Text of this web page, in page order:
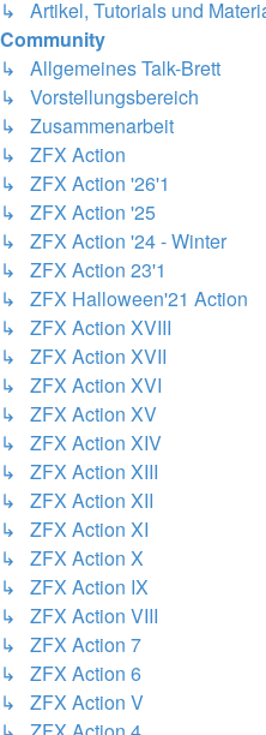
↳ Artikel, Tutorials und
Community
↳ Allgemeines Talk-Brett
↳ Vorstellungsbereich
↳ Zusammenarbeit
↳ ZFX Action
↳ ZFX Action '26'1
↳ ZFX Action '25
↳ ZFX Action '24 - Winter
↳ ZFX Action 23'1
↳ ZFX Halloween'21 Action
↳ ZFX Action XVIII
↳ ZFX Action XVII
↳ ZFX Action XVI
↳ ZFX Action XV
↳ ZFX Action XIV
↳ ZFX Action XIII
↳ ZFX Action XII
↳ ZFX Action XI
↳ ZFX Action X
↳ ZFX Action IX
↳ ZFX Action VIII
↳ ZFX Action 7
↳ ZFX Action 6
↳ ZFX Action V